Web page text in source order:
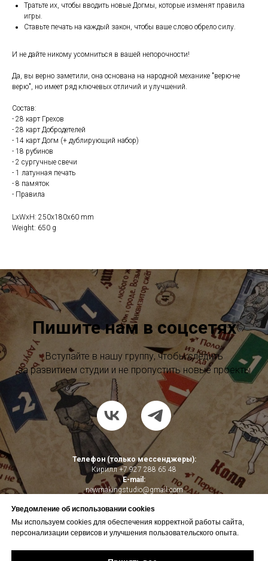
Тратьте их, чтобы вводить новые Догмы, которые изменят правила
игры.
Ставьте печать на каждый закон, чтобы ваше слово обрело силу.
И не дайте никому усомниться в вашей непорочности!
Да, вы верно заметили, она основана на народной механике "верю-не
верю", но имеет ряд ключевых отличий и улучшений.
Состав:
- 28 карт Грехов
- 28 карт Добродетелей
- 14 карт Догм (+ дублирующий набор)
- 18 рубинов
- 2 сургучные свечи
- 1 латунная печать
- 8 памяток
- Правила
LxWxH: 250x180x60 mm
Weight: 650 g
Пишите нам в соцсетях
Вступайте в нашу группу, чтобы следить
за развитием студии и не пропустить новые проекты
Телефон (только мессенджеры):
Кирилл+7 927 288 65 48
E-mail:
newmakingstudio@gmail.com
Политика конфиденциальности и обработки персональных данных
Публичная оферта
583682005640)
Уведомление об использовании cookies
Мы используем cookies для обеспечения корректной работы сайта,
персонализации сервисов и улучшения пользовательского опыта.